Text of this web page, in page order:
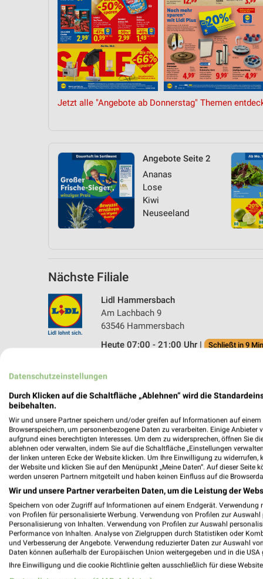
Jetzt alle "Angebote ab Donnerstag" Themen
Angebote Seite 2
Ananas
Lose
Kiwi
Neuseeland
Nächste Filiale
Lidl Hammersbach
Am Lachbach 9
63546 Hammersbach
Heute 07:00 - 21:00 Uhr |
Schließt in 9
Datenschutzeinstellungen
Durch Klicken auf die Schaltfläche „Ablehnen“ wird die
beibehalten.
Wir und unsere Partner speichern und/oder greifen auf Informationen auf einem
Browserspeichern, um personenbezogene Daten zu verarbeiten. Einige
aufgrund eines berechtigten Interesses. Um dem zu widersprechen, öffnen Sie
ablehnen oder verwalten, indem Sie auf die Schaltfläche „Einstellungen
der linken unteren Ecke der Website klicken. Um Ihre Einwilligung zu
der Website und klicken Sie auf den Menüpunkt „Meine Daten“. Auf dieser
werden unseren Partnern mitgeteilt und haben keinen Einfluss auf die
Wir und unsere Partner verarbeiten Daten, um die Leistung der
Speichern von oder Zugriff auf Informationen auf einem Endgerät. Verwendung
von Profilen für personalisierte Werbung. Verwendung von Profilen zur
Personalisierung von Inhalten. Verwendung von Profilen zur Auswahl
Performance von Inhalten. Analyse von Zielgruppen durch Statistiken oder
und Verbesserung der Angebote. Verwendung reduzierter Daten zur Auswahl
Daten können außerhalb der Europäischen Union weitergegeben und in die USA
Ihre Einwilligung und die cookie Richtlinie gelten ausschließlich für diese